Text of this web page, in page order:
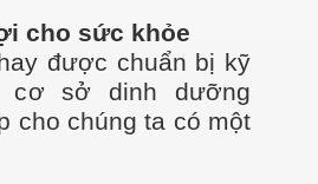
cho sức khỏe
được chuẩn bị kỹ
cơ sở dinh dưỡng
cho chúng ta có một